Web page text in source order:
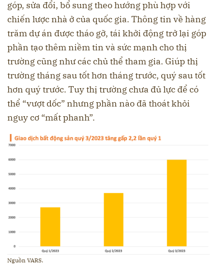
góp, sửa đổi, bổ sung theo hướng phù hợp với
chiến lược nhà ở của quốc gia. Thông tin về hàng
trăm dự án được tháo gỡ, tái khởi động trở lại góp
phần tạo thêm niềm tin và sức mạnh cho thị
trường cũng như các chủ thể tham gia. Giúp thị
trường tháng sau tốt hơn tháng trước, quý sau tốt
hơn quý trước. Tuy thị trường chưa đủ lực để có
thể “vượt dốc” nhưng phần nào đã thoát khỏi
nguy cơ “mất phanh”.
Nguồn VARS.